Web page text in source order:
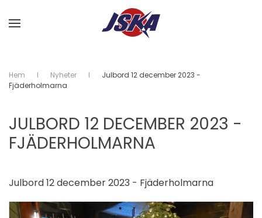
Skip to main content
Hem Nyheter
Julbord 12 december 2023 -
Fjäderholmarna
JULBORD 12 DECEMBER 2023 -
FJÄDERHOLMARNA
Julbord 12 december 2023 - Fjäderholmarna